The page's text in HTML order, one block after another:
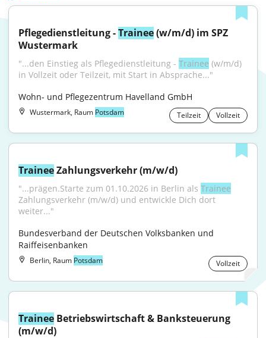
Pflegedienstleitung - Trainee (w/m/d) im SPZ
Wustermark
"...den Einstieg als Pflegedienstleitung - Trainee (w/m/d)
in Vollzeit oder Teilzeit, mit Start in Absprache..."
Wohn- und Pflegezentrum Havelland GmbH
Wustermark, Raum Potsdam Teilzeit Vollzeit
Trainee Zahlungsverkehr (m/w/d)
"...prägen.Starte zum 01.10.2026 in Berlin als Trainee
Zahlungsverkehr (m/w/d) und entwickle Dich dort
weiter..."
Bundesverband der Deutschen Volksbanken und
Raiffeisenbanken
Berlin, Raum Potsdam Vollzeit
Trainee Betriebswirtschaft & Banksteuerung
(m/w/d)